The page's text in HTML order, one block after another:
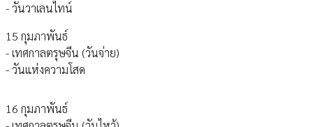
- วันวาเลนไทน์
15 กุมภาพันธ์
- เทศกาลตรุษจีน (วันจ่าย)
- วันแห่งความโสด
16 กุมภาพันธ์